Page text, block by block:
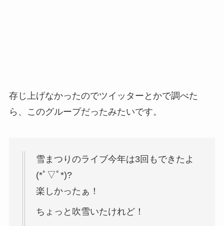
存じ上げなかったのでツイッターとかで調べた
ら、このグループだったみたいです。
雪まつりのライブ今年は3回もできたよ
(*ﾟ▽ﾟ*)?
楽しかったぁ！
ちょっと吹雪いたけれど！